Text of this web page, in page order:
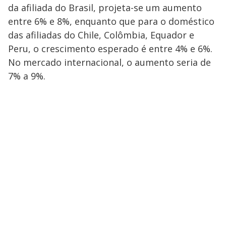
da afiliada do Brasil, projeta-se um aumento
entre 6% e 8%, enquanto que para o doméstico
das afiliadas do Chile, Colômbia, Equador e
Peru, o crescimento esperado é entre 4% e 6%.
No mercado internacional, o aumento seria de
7% a 9%.